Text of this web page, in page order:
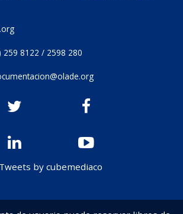
259 8122 / 2598 280
Tweets by cubemediaco